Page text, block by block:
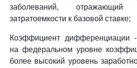
заболеваний,
затратоемкости к базовой ставке;
Коэффициент дифференциации
на федеральном уровне
более высокий уровень